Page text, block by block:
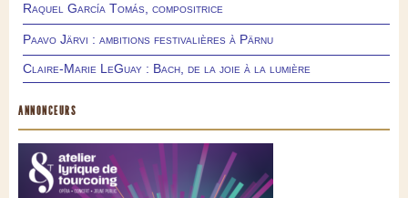
Raquel García Tomás, compositrice
Paavo Järvi : ambitions festivalières à Pärnu
Claire-Marie LeGuay : Bach, de la joie à la lumière
ANNONCEURS